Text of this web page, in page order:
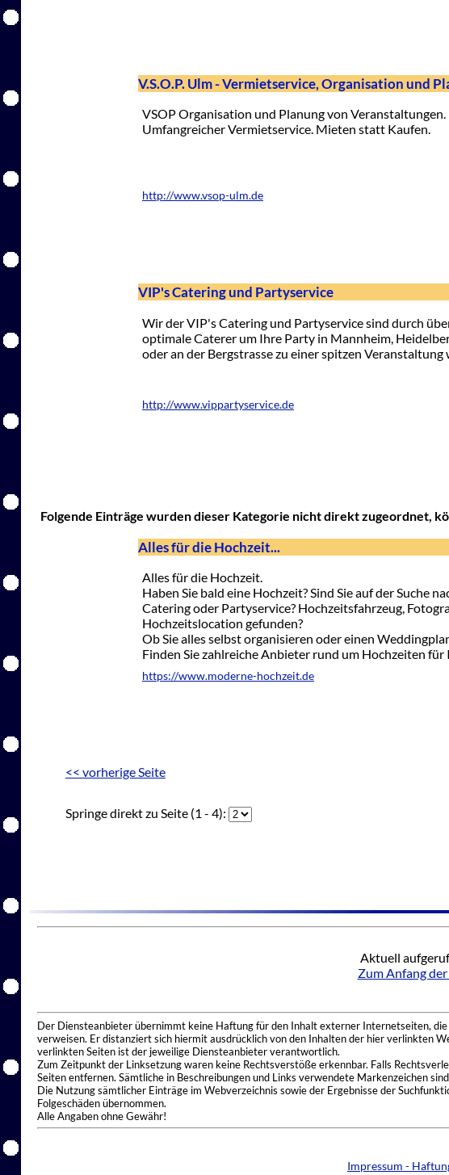
V.S.O.P. Ulm - Vermietservice, Organisation und
VSOP Organisation und Planung von
Umfangreicher Vermietservice. Mieten statt Kaufen.
http://www.vsop-ulm.de
VIP's Catering und Partyservice
Wir der VIP's Catering und Partyservice sind durch
optimale Caterer um Ihre Party in Mannheim,
oder an der Bergstrasse zu einer spitzen Veranstaltung
http://www.vippartyservice.de
Folgende Einträge wurden dieser Kategorie nicht direkt zugeordnet,
Alles für die Hochzeit...
Alles für die Hochzeit.
Haben Sie bald eine Hochzeit? Sind Sie auf der Suche
Catering oder Partyservice? Hochzeitsfahrzeug,
Hochzeitslocation gefunden?
Ob Sie alles selbst organisieren oder einen
Finden Sie zahlreiche Anbieter rund um Hochzeiten für
https://www.moderne-hochzeit.de
<< vorherige Seite
Springe direkt zu Seite (1 - 4):
Aktuell
Zum Anfang
Der Diensteanbieter übernimmt keine Haftung für den Inhalt externer Internetseiten,
verweisen. Er distanziert sich hiermit ausdrücklich von den Inhalten der hier verlinkten
verlinkten Seiten ist der jeweilige Diensteanbieter verantwortlich.
Zum Zeitpunkt der Linksetzung waren keine Rechtsverstöße erkennbar. Falls
Seiten entfernen. Sämtliche in Beschreibungen und Links verwendete Markenzeichen
Die Nutzung sämtlicher Einträge im Webverzeichnis sowie der Ergebnisse der
Folgeschäden übernommen.
Alle Angaben ohne Gewähr!
Impressum -